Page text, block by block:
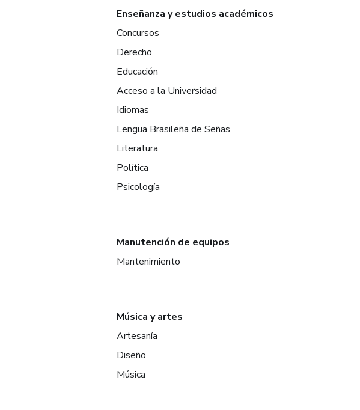
Enseñanza y estudios académicos
Concursos
Derecho
Educación
Acceso a la Universidad
Idiomas
Lengua Brasileña de Señas
Literatura
Política
Psicología
Manutención de equipos
Mantenimiento
Música y artes
Artesanía
Diseño
Música